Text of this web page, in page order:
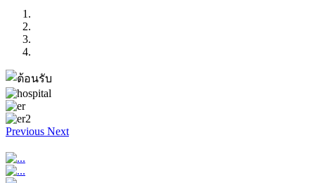
Previous Next